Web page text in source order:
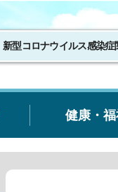
新型コロナウイルス感染症
健康・